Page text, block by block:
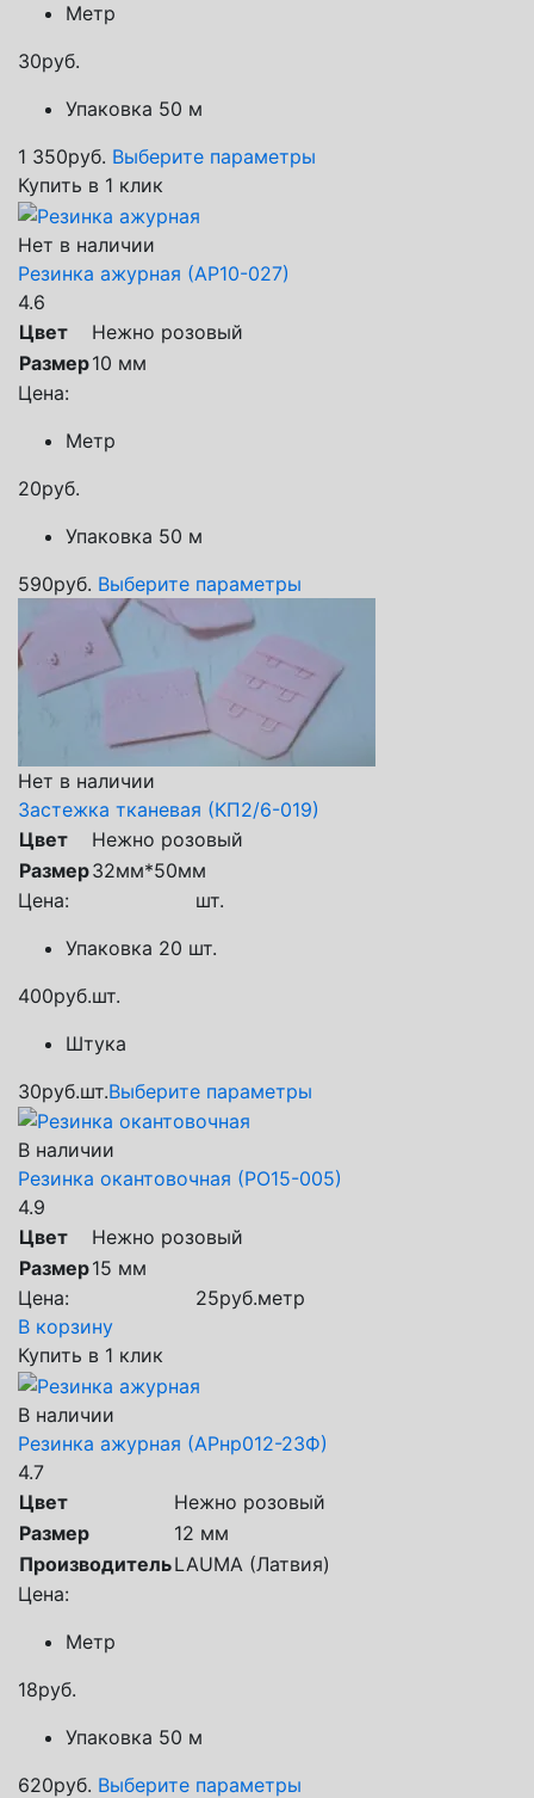
Метр
30руб.
Упаковка 50 м
1 350руб. Выберите параметры
Купить в 1 клик
Нет в наличии
Резинка ажурная (АР10-027)
4.6
Цвет
Нежно розовый
Размер10 мм
Цена:
Метр
20руб.
Упаковка 50 м
590руб. Выберите параметры
Нет в наличии
Застежка тканевая (КП2/6-019)
Цвет
Нежно розовый
Размер32мм*50мм
Цена:
шт.
Упаковка 20 шт.
400руб.шт.
Штука
30руб.шт.Выберите параметры
В наличии
Резинка окантовочная (РО15-005)
4.9
Цвет
Нежно розовый
Размер15 мм
Цена:
25руб.метр
В корзину
Купить в 1 клик
В наличии
Резинка ажурная (АРнр012-23Ф)
4.7
Цвет
Нежно розовый
Размер
12 мм
ПроизводительLAUMA (Латвия)
Цена:
Метр
18руб.
Упаковка 50 м
620руб. Выберите параметры